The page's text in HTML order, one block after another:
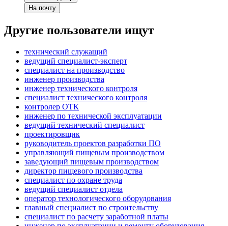
На почту
Другие пользователи ищут
технический служащий
ведущий специалист-эксперт
специалист на производство
инженер производства
инженер технического контроля
специалист технического контроля
контролер ОТК
инженер по технической эксплуатации
ведущий технический специалист
проектировщик
руководитель проектов разработки ПО
управляющий пищевым производством
заведующий пищевым производством
директор пищевого производства
специалист по охране труда
ведущий специалист отдела
оператор технологического оборудования
главный специалист по строительству
специалист по расчету заработной платы